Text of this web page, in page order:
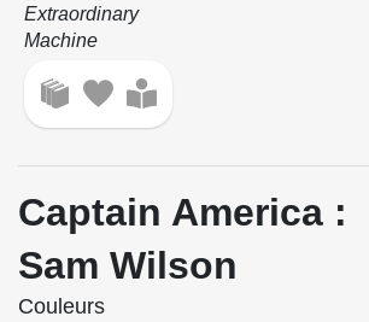
Extraordinary
Machine
Captain America :
Sam Wilson
Couleurs